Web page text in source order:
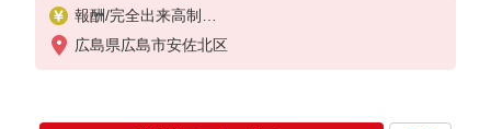
報酬/完全出来高制
月収100,000円〜（平均収入123,988円）
≪勤務例≫ ※勤務地で異なる
広島県広島市安佐北区